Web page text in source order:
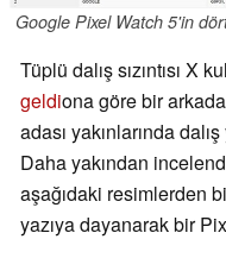
Google Pixel Watch 5'in
Tüplü dalış sızıntısı X
geldiona göre bir
adası yakınlarında
Daha yakından
aşağıdaki resimlerden
yazıya dayanarak bir